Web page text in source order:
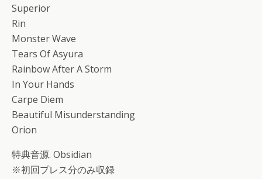
Superior
Rin
Monster Wave
Tears Of Asyura
Rainbow After A Storm
In Your Hands
Carpe Diem
Beautiful Misunderstanding
Orion
特典音源. Obsidian
※初回プレス分のみ収録